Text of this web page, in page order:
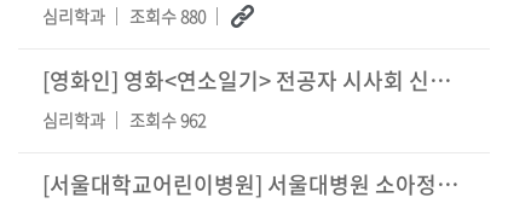
심리학과 조회수 880
[영화인] 영화<연소일기> 전공자 시사회 신청 안내
심리학과 조회수 962
[서울대학교어린이병원] 서울대병원 소아정신과 주간치료실 특수교육부 자원봉사자 모집 안내